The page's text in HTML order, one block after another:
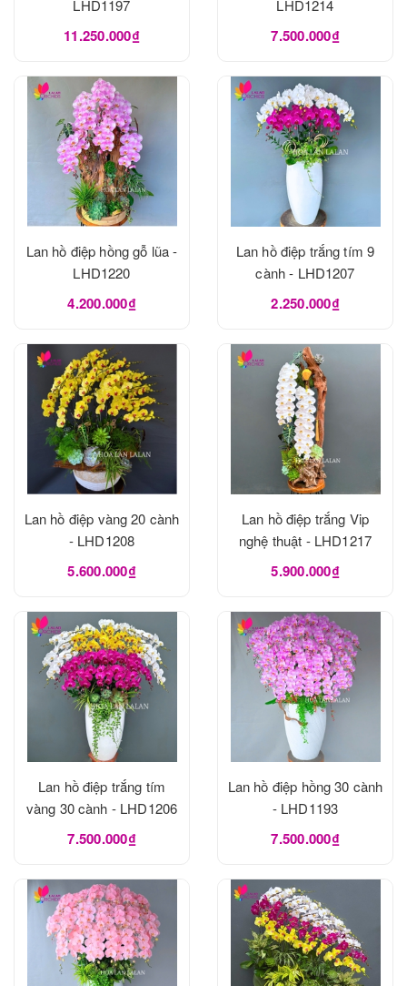
LHD1197
11.250.000₫
LHD1214
7.500.000₫
Lan hồ điệp hồng gỗ lũa -
LHD1220
4.200.000₫
Lan hồ điệp trắng tím 9
cành - LHD1207
2.250.000₫
Lan hồ điệp vàng 20 cành
- LHD1208
5.600.000₫
Lan hồ điệp trắng Vip
nghệ thuật - LHD1217
5.900.000₫
Lan hồ điệp trắng tím
vàng 30 cành - LHD1206
7.500.000₫
Lan hồ điệp hồng 30 cành
- LHD1193
7.500.000₫